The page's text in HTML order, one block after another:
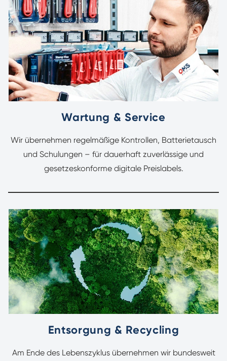
Wartung & Service
Wir übernehmen regelmäßige Kontrollen, Batterietausch
und Schulungen – für dauerhaft zuverlässige und
gesetzeskonforme digitale Preislabels.
Entsorgung & Recycling
Am Ende des Lebenszyklus übernehmen wir bundesweit